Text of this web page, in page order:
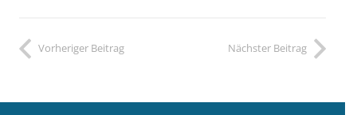
Vorheriger Beitrag Nächster Beitrag